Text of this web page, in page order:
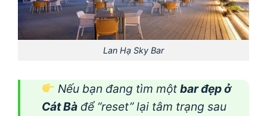
Lan Hạ Sky Bar
Nếu bạn đang tìm một bar đẹp ở
Cát Bà để “reset” lại tâm trạng sau